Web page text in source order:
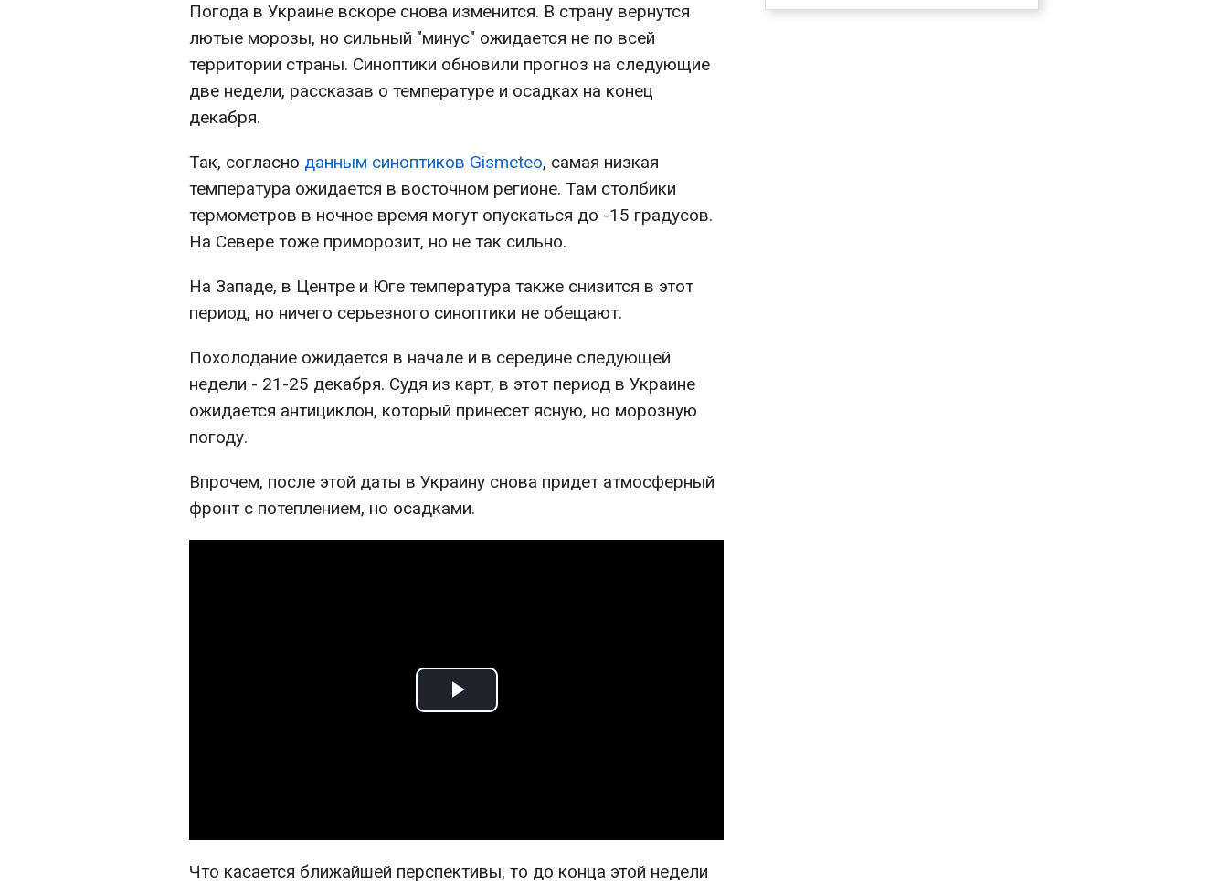
Погода в Украине вскоре снова изменится. В страну вернутся
лютые морозы, но сильный "минус" ожидается не по всей
территории страны. Синоптики обновили прогноз на следующие
две недели, рассказав о температуре и осадках на конец
декабря.
Так, согласно данным синоптиков Gismeteo, самая низкая
температура ожидается в восточном регионе. Там столбики
термометров в ночное время могут опускаться до -15 градусов.
На Севере тоже приморозит, но не так сильно.
На Западе, в Центре и Юге температура также снизится в этот
период, но ничего серьезного синоптики не обещают.
Похолодание ожидается в начале и в середине следующей
недели - 21-25 декабря. Судя из карт, в этот период в Украине
ожидается антициклон, который принесет ясную, но морозную
погоду.
Впрочем, после этой даты в Украину снова придет атмосферный
фронт с потеплением, но осадками.
Play
Что касается ближайшей перспективы, то до конца этой недели